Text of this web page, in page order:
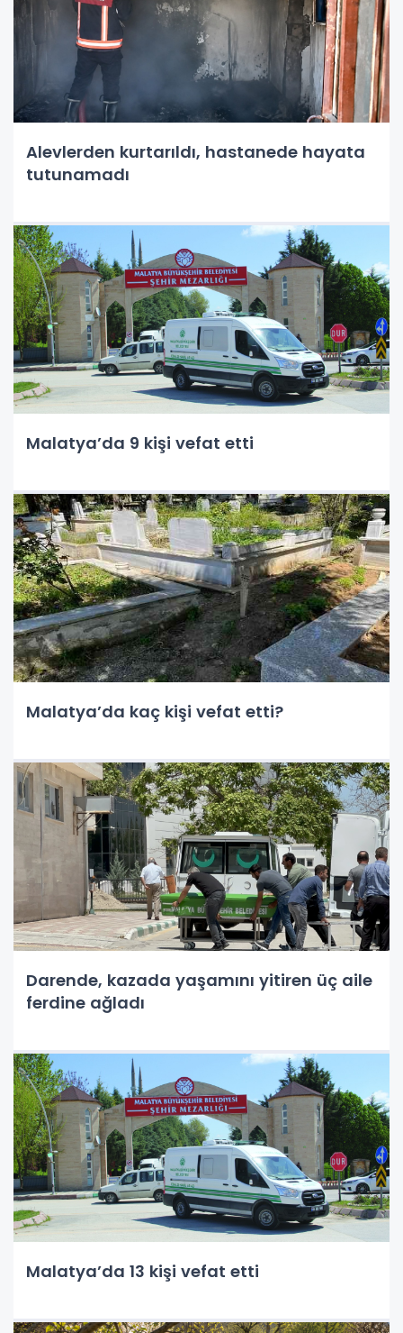
Alevlerden kurtarıldı, hastanede hayata
tutunamadı
Malatya’da 9 kişi vefat etti
Malatya’da kaç kişi vefat etti?
Darende, kazada yaşamını yitiren üç aile
ferdine ağladı
Malatya’da 13 kişi vefat etti